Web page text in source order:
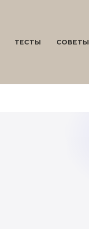
ТЕСТЫ СОВЕТЫ